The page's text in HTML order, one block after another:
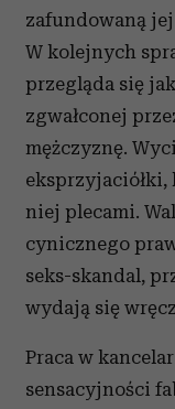
zafundowaną
W kolejnych
przegląda się
zgwałconej
mężczyznę.
eksprzyjaciółki,
niej plecami.
cynicznego
seks-skandal,
wydają się
Praca w
sensacyjności